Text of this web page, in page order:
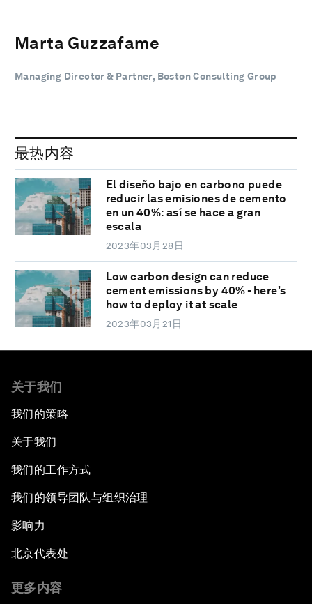
Marta Guzzafame
Managing Director & Partner, Boston Consulting Group
最热内容
El diseño bajo en carbono puede
reducir las emisiones de cemento
en un 40%: así se hace a gran
escala
2023年03月28日
Low carbon design can reduce
cement emissions by 40% - here’s
how to deploy it at scale
2023年03月21日
关于我们
我们的策略
关于我们
我们的工作方式
我们的领导团队与组织治理
影响力
北京代表处
更多内容